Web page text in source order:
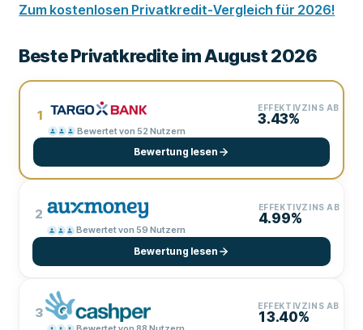
Zum kostenlosen Privatkredit-Vergleich für 2026!
Beste Privatkredite im August 2026
1
Bewertet von 52 Nutzern
EFFEKTIVZINS AB
3.43%
Bewertung lesen
2
Bewertet von 59 Nutzern
EFFEKTIVZINS AB
4.99%
Bewertung lesen
3 EFFEKTIVZINS AB
13.40%